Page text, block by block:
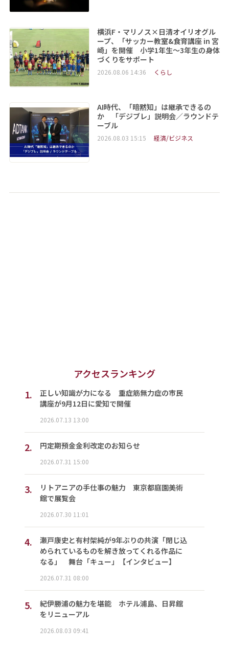
横浜F・マリノス×日清オイリオグル
ープ、「サッカー教室&食育講座 in 宮
崎」を開催 小学1年生～3年生の身体
づくりをサポート
2026.08.06 14:36 くらし
AI時代、「暗黙知」は継承できるの
か 「デジブレ」説明会／ラウンドテ
ーブル
2026.08.03 15:15 経済/ビジネス
アクセスランキング
1.
正しい知識が力になる 重症筋無力症の市民
講座が9月12日に愛知で開催
2026.07.13 13:00
2. 円定期預金金利改定のお知らせ
2026.07.31 15:00
3.
リトアニアの手仕事の魅力 東京都庭園美術
館で展覧会
2026.07.30 11:01
4.
瀬戸康史と有村架純が9年ぶりの共演「閉じ込
められているものを解き放ってくれる作品に
なる」 舞台「キュー」【インタビュー】
2026.07.31 08:00
5.
紀伊勝浦の魅力を堪能 ホテル浦島、日昇館
をリニューアル
2026.08.03 09:41